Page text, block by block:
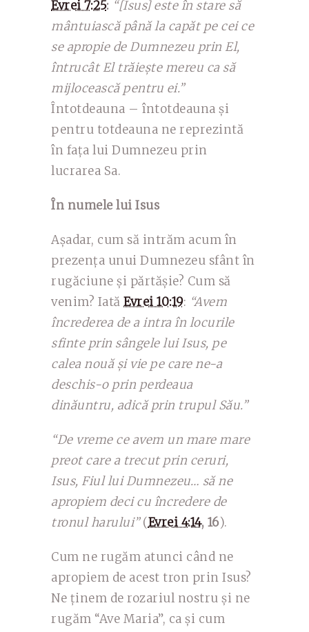
Evrei 7:25: “[Isus] este în stare să
mântuiască până la capăt pe cei ce
se apropie de Dumnezeu prin El,
întrucât El trăiește mereu ca să
mijlocească pentru ei.”
Întotdeauna – întotdeauna și
pentru totdeauna ne reprezintă
în fața lui Dumnezeu prin
lucrarea Sa.
În numele lui Isus
Așadar, cum să intrăm acum în
prezența unui Dumnezeu sfânt în
rugăciune și părtășie? Cum să
venim? Iată Evrei 10:19: “Avem
încrederea de a intra în locurile
sfinte prin sângele lui Isus, pe
calea nouă și vie pe care ne-a
deschis-o prin perdeaua
dinăuntru, adică prin trupul Său.”
“De vreme ce avem un mare mare
preot care a trecut prin ceruri,
Isus, Fiul lui Dumnezeu… să ne
apropiem deci cu încredere de
tronul harului”(Evrei 4:14, 16).
Cum ne rugăm atunci când ne
apropiem de acest tron prin Isus?
Ne ținem de rozariul nostru și ne
rugăm “Ave Maria”, ca și cum